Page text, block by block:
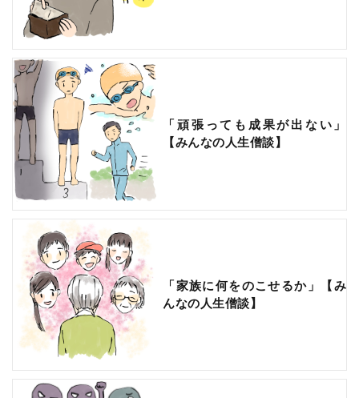
「頑張っても成果が出ない」
【みんなの人生僧談】
「家族に何をのこせるか」【み
んなの人生僧談】